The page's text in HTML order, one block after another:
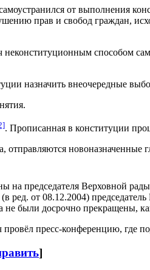
от выполнения
прав и свобод граждан,
способом
назначить внеочередные
. Прописанная в конституции
отправляются новоназначенные
на председателя Верховной рады
ред. от 08.12.2004)
были досрочно прекращены,
пресс-конференцию, где
]